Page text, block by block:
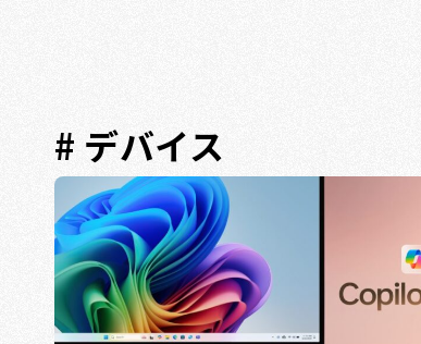
# デバイス